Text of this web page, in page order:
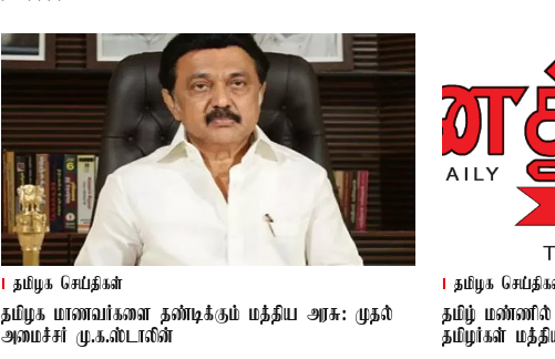
தமிழக செய்திகள்
தமிழக மாணவர்களை தண்டிக்கும் மத்திய அரசு: முதல்
அமைச்சர் மு.க.ஸ்டாலின்
தமிழக
தமிழ் மண்ணில்
தமிழர்கள்